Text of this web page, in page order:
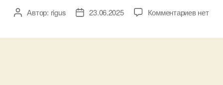
АвторАвтор: rigus
Дата23.06.2025 Комментариевк
нет